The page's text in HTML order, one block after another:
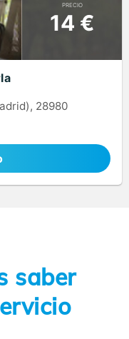
PRECIO
14 €
28980
saber